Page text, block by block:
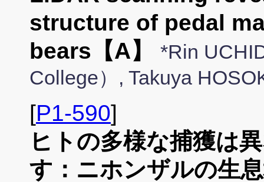
structure of pedal
bears【A】
*Rin
College）, Takuya
[P1-590]
ヒトの多様な捕獲は
す：ニホンザルの生